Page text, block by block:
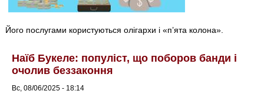
Його послугами користуються олігархи і «п’ята колона».
Наїб Букеле: популіст, що поборов банди і
очолив беззаконня
Вс, 08/06/2025 - 18:14